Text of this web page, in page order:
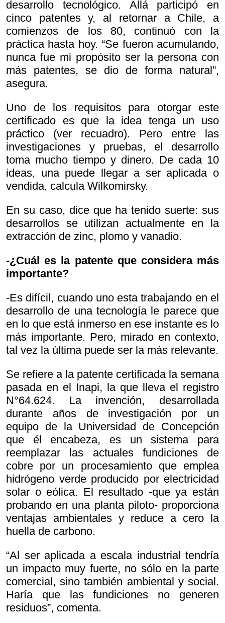
desarrollo tecnológico. Allá participó en
cinco patentes y, al retornar a Chile, a
comienzos de los 80, continuó con la
práctica hasta hoy. “Se fueron acumulando,
nunca fue mi propósito ser la persona con
más patentes, se dio de forma natural”,
asegura.
Uno de los requisitos para otorgar este
certificado es que la idea tenga un uso
práctico (ver recuadro). Pero entre las
investigaciones y pruebas, el desarrollo
toma mucho tiempo y dinero. De cada 10
ideas, una puede llegar a ser aplicada o
vendida, calcula Wilkomirsky.
En su caso, dice que ha tenido suerte: sus
desarrollos se utilizan actualmente en la
extracción de zinc, plomo y vanadio.
-¿Cuál es la patente que considera más
importante?
-Es difícil, cuando uno esta trabajando en el
desarrollo de una tecnología le parece que
en lo que está inmerso en ese instante es lo
más importante. Pero, mirado en contexto,
tal vez la última puede ser la más relevante.
Se refiere a la patente certificada la semana
pasada en el Inapi, la que lleva el registro
N°64.624. La invención, desarrollada
durante años de investigación por un
equipo de la Universidad de Concepción
que él encabeza, es un sistema para
reemplazar las actuales fundiciones de
cobre por un procesamiento que emplea
hidrógeno verde producido por electricidad
solar o eólica. El resultado -que ya están
probando en una planta piloto- proporciona
ventajas ambientales y reduce a cero la
huella de carbono.
“Al ser aplicada a escala industrial tendría
un impacto muy fuerte, no sólo en la parte
comercial, sino también ambiental y social.
Haría que las fundiciones no generen
residuos”, comenta.